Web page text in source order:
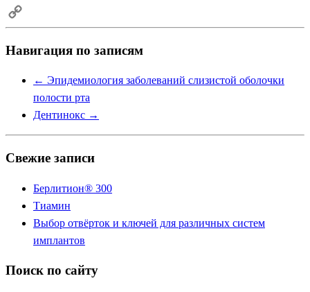
Email
Copy
Link
Навигация по записям
← Эпидемиология заболеваний слизистой оболочки
полости рта
Дентинокс →
Свежие записи
Берлитион® 300
Тиамин
Выбор отвёрток и ключей для различных систем
имплантов
Поиск по сайту